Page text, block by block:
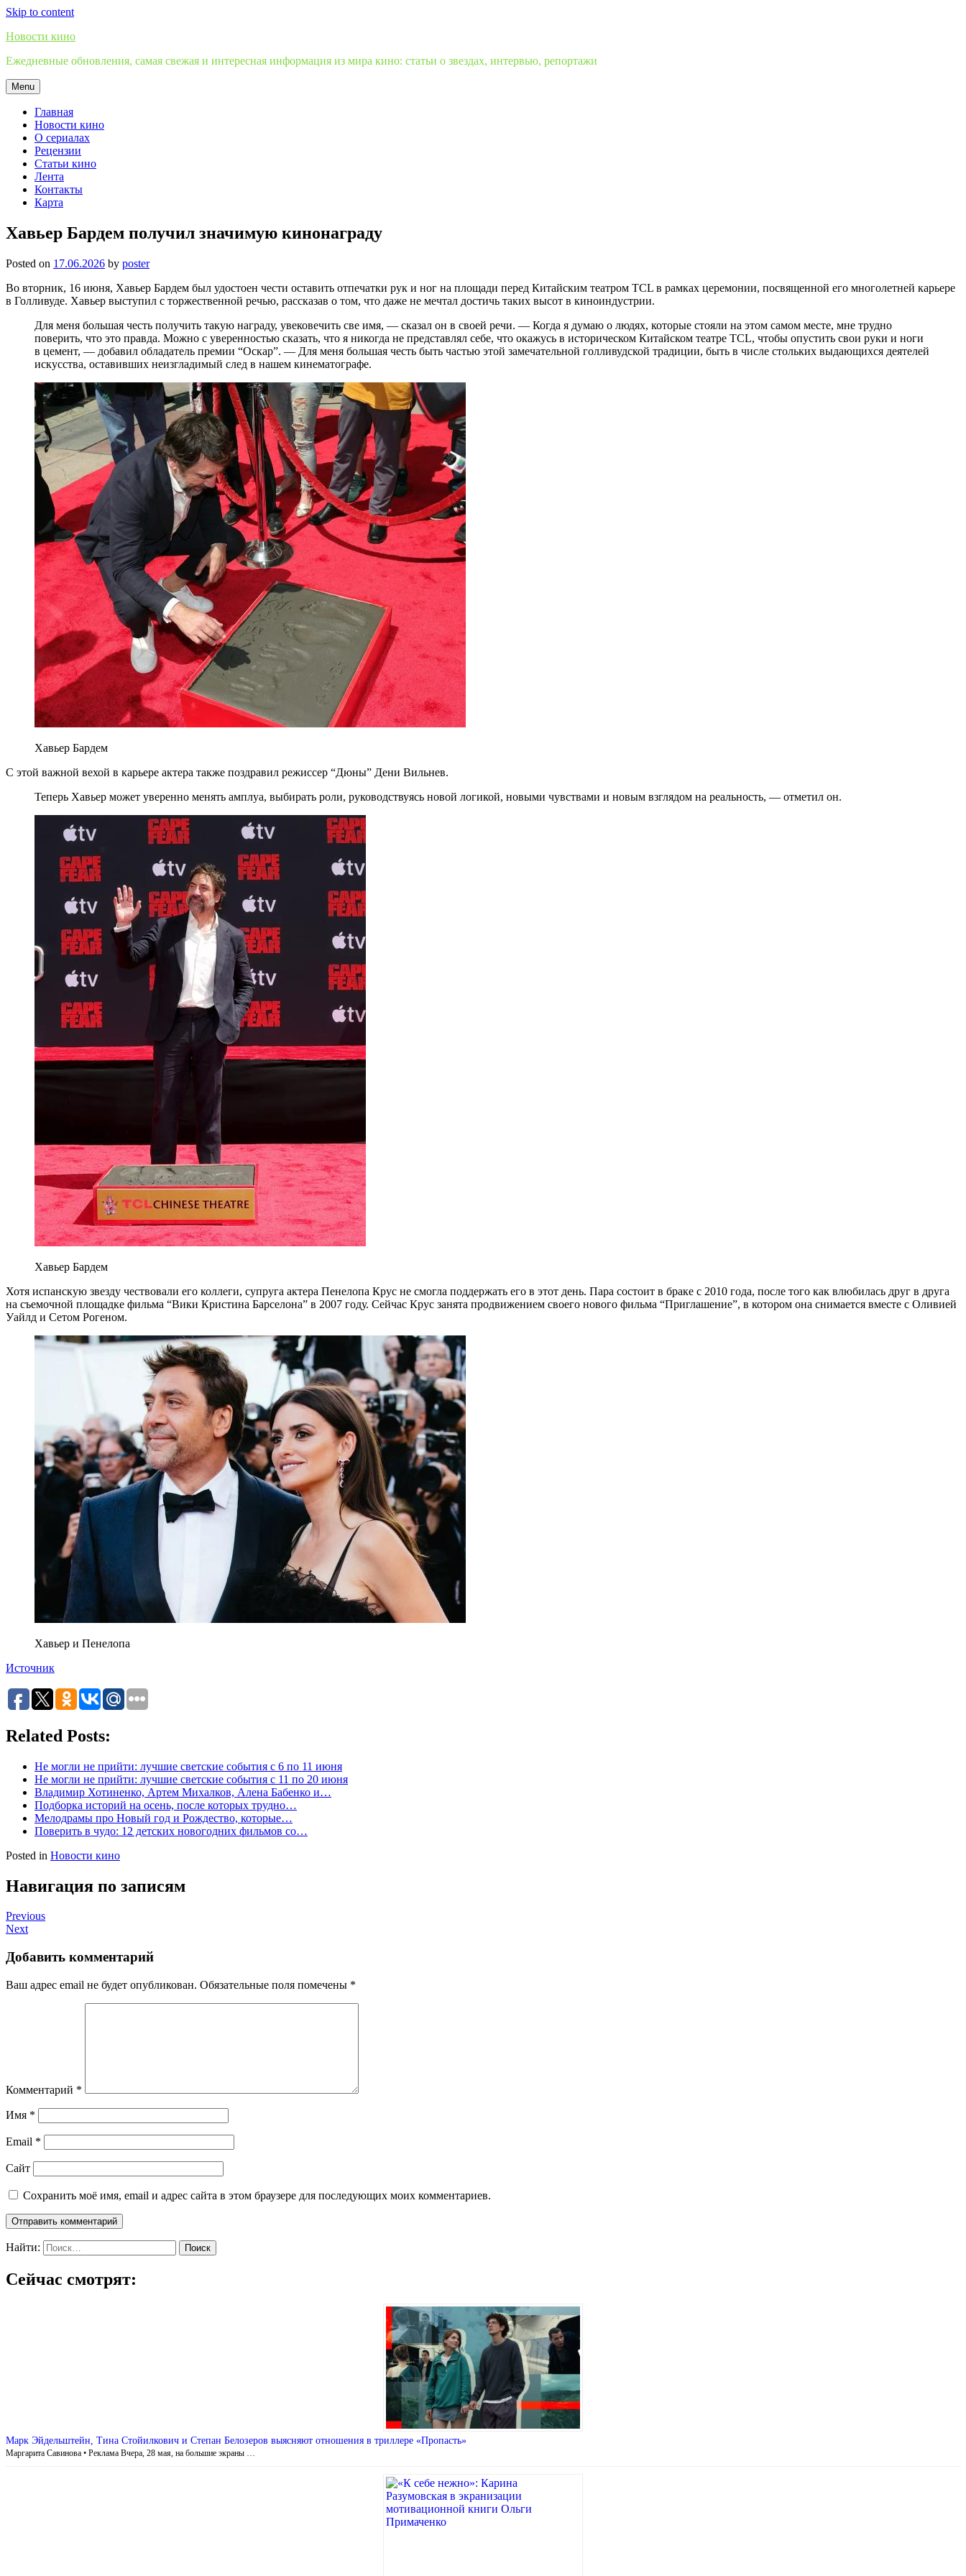
Skip to content
Новости кино
Ежедневные обновления, самая свежая и интересная информация из мира кино: статьи о звездах, интервью, репортажи
Menu
Главная
Новости кино
О сериалах
Рецензии
Статьи кино
Лента
Контакты
Карта
Хавьер Бардем получил значимую кинонаграду
Posted on 17.06.2026 by poster
Во вторник, 16 июня, Хавьер Бардем был удостоен чести оставить отпечатки рук и ног на площади перед Китайским театром TCL в рамках церемонии, посвященной его многолетней карьере
в Голливуде. Хавьер выступил с торжественной речью, рассказав о том, что даже не мечтал достичь таких высот в киноиндустрии.
Для меня большая честь получить такую награду, увековечить све имя, — сказал он в своей речи. — Когда я думаю о людях, которые стояли на этом самом месте, мне трудно
поверить, что это правда. Можно с уверенностью сказать, что я никогда не представлял себе, что окажусь в историческом Китайском театре TCL, чтобы опустить свои руки и ноги
в цемент, — добавил обладатель премии “Оскар”. — Для меня большая честь быть частью этой замечательной голливудской традиции, быть в числе стольких выдающихся деятелей
искусства, оставивших неизгладимый след в нашем кинематографе.
Хавьер Бардем
С этой важной вехой в карьере актера также поздравил режиссер “Дюны” Дени Вильнев.
Теперь Хавьер может уверенно менять амплуа, выбирать роли, руководствуясь новой логикой, новыми чувствами и новым взглядом на реальность, — отметил он.
Хавьер Бардем
Хотя испанскую звезду чествовали его коллеги, супруга актера Пенелопа Крус не смогла поддержать его в этот день. Пара состоит в браке с 2010 года, после того как влюбилась друг в друга
на съемочной площадке фильма “Вики Кристина Барселона” в 2007 году. Сейчас Крус занята продвижением своего нового фильма “Приглашение”, в котором она снимается вместе с Оливией
Уайлд и Сетом Рогеном.
Хавьер и Пенелопа
Источник
Related Posts:
Не могли не прийти: лучшие светские события с 6 по 11 июня
Не могли не прийти: лучшие светские события с 11 по 20 июня
Владимир Хотиненко, Артем Михалков, Алена Бабенко и…
Подборка историй на осень, после которых трудно…
Мелодрамы про Новый год и Рождество, которые…
Поверить в чудо: 12 детских новогодних фильмов со…
Posted in Новости кино
Навигация по записям
Previous
Next
Добавить комментарий
Ваш адрес email не будет опубликован. Обязательные поля помечены *
Комментарий *
Имя *
Email *
Сайт
Сохранить моё имя, email и адрес сайта в этом браузере для последующих моих комментариев.
Найти:
Сейчас смотрят:
Марк Эйдельштейн, Тина Стойилкович и Степан Белозеров выясняют отношения в триллере «Пропасть»
Маргарита Савинова • Реклама Вчера, 28 мая, на большие экраны …